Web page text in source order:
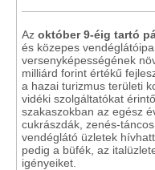
Az október 9-éig tartó
és közepes
versenyképességének
milliárd forint értékű
a hazai turizmus területi
vidéki szolgáltatókat
szakaszokban az egész
cukrászdák, zenés-
vendéglátó üzletek
pedig a büfék, az
igényeiket.